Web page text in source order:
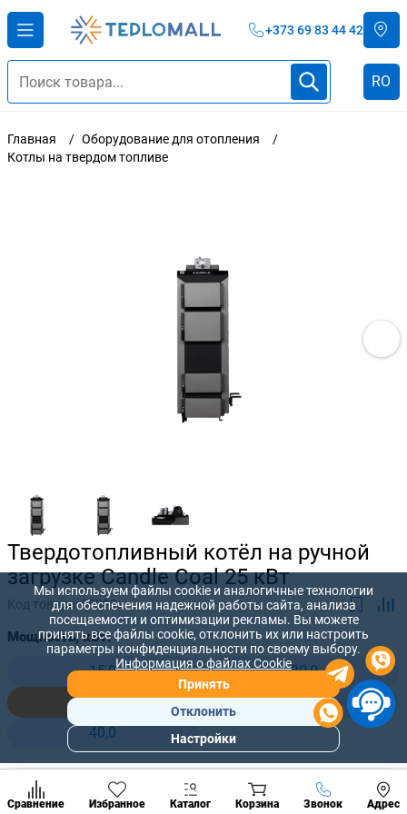
+373 69 83 44 42
RO
Главная
Оборудование для отопления
Котлы на твердом топливе
Твердотопливный котёл на ручной
загрузке Candle Coal 25 кВт
Код товара:35898
Мощность, кВт:
15,0
20,0
25,0
30,0
40,0
34 703 лей
28 816лей +
Сравнение Избранное Каталог Корзина Звонок Адрес
Позвонить
разделы
Мы используем файлы cookie и аналогичные технологии
для обеспечения надежной работы сайта, анализа
посещаемости и оптимизации рекламы. Вы можете
принять все файлы cookie, отклонить их или настроить
параметры конфиденциальности по своему выбору.
Информация о файлах Cookie
Принять
Отклонить
Настройки